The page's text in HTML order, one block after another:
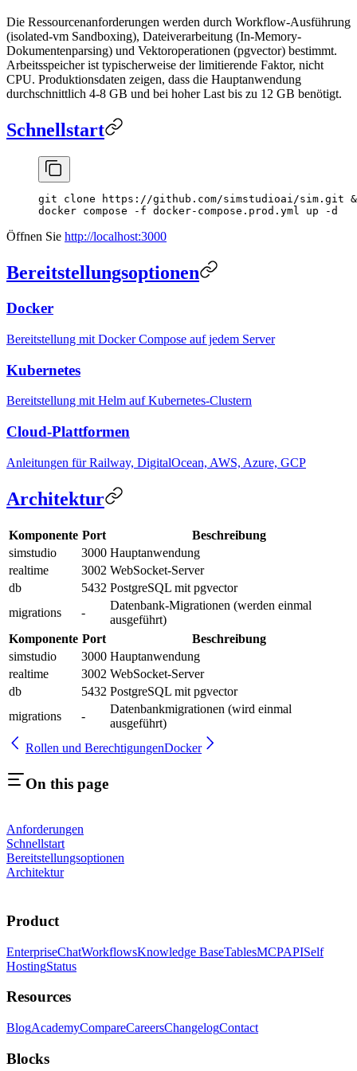
Die Ressourcenanforderungen werden durch Workflow-Ausführung
(isolated-vm Sandboxing), Dateiverarbeitung (In-Memory-
Dokumentenparsing) und Vektoroperationen (pgvector) bestimmt.
Arbeitsspeicher ist typischerweise der limitierende Faktor, nicht
CPU. Produktionsdaten zeigen, dass die Hauptanwendung
durchschnittlich 4-8 GB und bei hoher Last bis zu 12 GB benötigt.
Schnellstart
git clone https://github.com/simstudioai/sim.git
docker compose -f docker-compose.prod.yml up -d
Öffnen Sie http://localhost:3000
Bereitstellungsoptionen
Docker
Bereitstellung mit Docker Compose auf jedem Server
Kubernetes
Bereitstellung mit Helm auf Kubernetes-Clustern
Cloud-Plattformen
Anleitungen für Railway, DigitalOcean, AWS, Azure, GCP
Architektur
Komponente Port
Beschreibung
simstudio
3000 Hauptanwendung
realtime
3002 WebSocket-Server
db
5432 PostgreSQL mit pgvector
migrations
-
Datenbank-Migrationen (werden einmal
ausgeführt)
Komponente Port
Beschreibung
simstudio
3000 Hauptanwendung
realtime
3002 WebSocket-Server
db
5432 PostgreSQL mit pgvector
migrations
-
Datenbankmigrationen (wird einmal
ausgeführt)
Rollen und BerechtigungenDocker
On this page
Anforderungen
Schnellstart
Bereitstellungsoptionen
Architektur
Product
EnterpriseChatWorkflowsKnowledge BaseTablesMCPAPISelf
HostingStatus
Resources
BlogAcademyCompareCareersChangelogContact
Blocks